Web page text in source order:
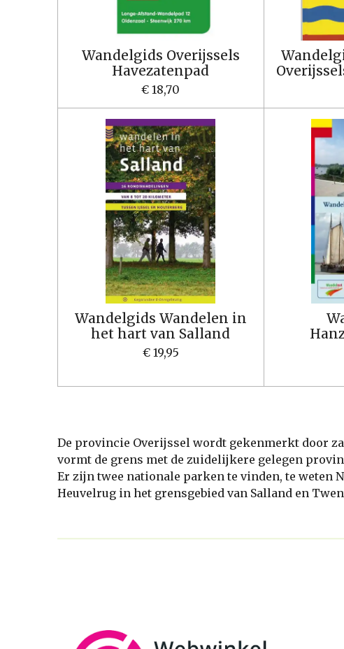
Wandelgids Overijssels
Havezatenpad
€ 18,70
Wandelgids Wandelen in
het hart van Salland
€ 19,95
De provincie Overijssel wordt gekenmerkt door
vormt de grens met de zuidelijkere gelegen
Er zijn twee nationale parken te vinden, te weten
Heuvelrug in het grensgebied van Salland en